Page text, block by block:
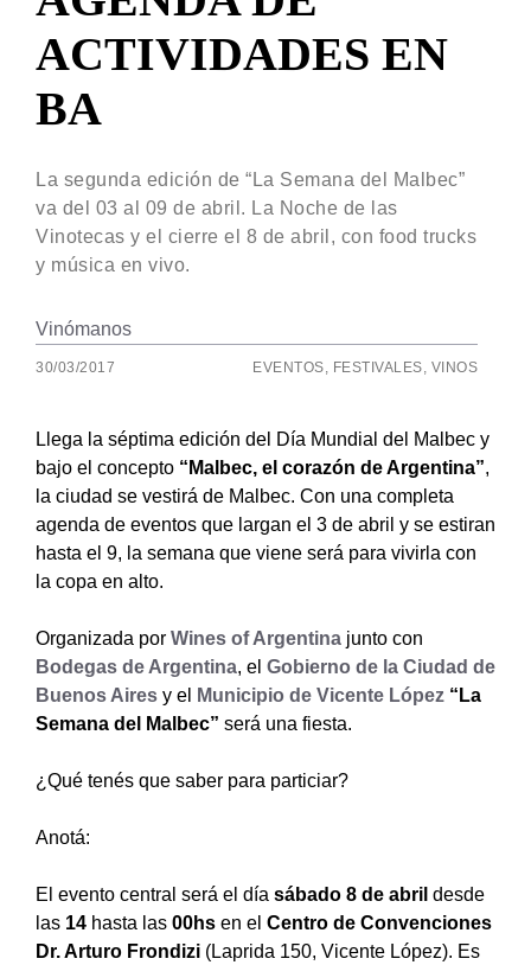
ACTIVIDADES EN
BA
La segunda edición de “La Semana del Malbec”
va del 03 al 09 de abril. La Noche de las
Vinotecas y el cierre el 8 de abril, con food trucks
y música en vivo.
Vinómanos
30/03/2017 EVENTOS, FESTIVALES, VINOS
Llega la séptima edición del Día Mundial del Malbec y
bajo el concepto “Malbec, el corazón de Argentina”,
la ciudad se vestirá de Malbec. Con una completa
agenda de eventos que largan el 3 de abril y se estiran
hasta el 9, la semana que viene será para vivirla con
la copa en alto.
Organizada por Wines of Argentina junto con
Bodegas de Argentina, el Gobierno de la Ciudad de
Buenos Aires y el Municipio de Vicente López “La
Semana del Malbec” será una fiesta.
¿Qué tenés que saber para particiar?
Anotá:
El evento central será el día sábado 8 de abril desde
las 14 hasta las 00hs en el Centro de Convenciones
Dr. Arturo Frondizi (Laprida 150, Vicente López). Es